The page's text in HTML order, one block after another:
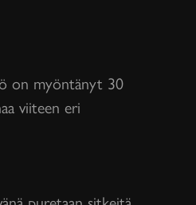
on myöntänyt 30
viiteen eri